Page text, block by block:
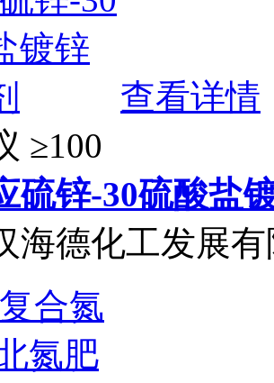
查看详情
≥100
硫锌-30硫酸盐
海德化工发展